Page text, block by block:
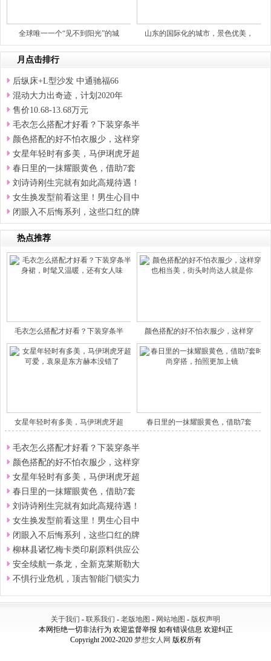
全球唯一一个“见不到阳光”的城 山东的国际化的城市，景色优美，
月点击排行
后纵床+L型沙发 中通驰福66
混动大力出奇迹，计划2020年
售价10.68-13.68万元
毛衣怎么搭配才好看？下装穿条半
颜色搭配的好不怕衣服少，这样穿
女星年轻时有多美，马伊琍虎牙超
春日里的一抹耀眼黄色，借助7套
刘诗诗刚生完就有如此高规待遇！
女生换发型前看这里！男生心目中
闭眼入不后悔系列，这些口红的牌
热点推荐
毛衣怎么搭配才好看？下装穿条半 颜色搭配的好不怕衣服少，这样穿
女星年轻时有多美，马伊琍虎牙超 春日里的一抹耀眼黄色，借助7套
毛衣怎么搭配才好看？下装穿条半
颜色搭配的好不怕衣服少，这样穿
女星年轻时有多美，马伊琍虎牙超
春日里的一抹耀眼黄色，借助7套
刘诗诗刚生完就有如此高规待遇！
女生换发型前看这里！男生心目中
闭眼入不后悔系列，这些口红的牌
柳林县诸忆梅卡类印刷原料供应公
安全续航一条龙，全新克莱斯勒大
不惧行业危机，顶吉智能门锁实力
关于我们 - 联系我们 - 老版地图 - 网站地图 - 版权声明
本网拒绝一切非法行为 欢迎监督举报 如有错误信息 欢迎纠正
Copyright 2002-2020 梦想女人网 版权所有